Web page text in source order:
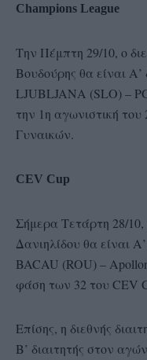
Champions League
Την Πέμπτη 29/10, ο
Βουδούρης θα είναι
LJUBLJANA (SLO) –
την 1η αγωνιστική του
Γυναικών.
CEV Cup
Σήμερα Τετάρτη 28/10,
Δανιηλίδου θα είναι
BACAU (ROU) –
φάση των 32 του CEV
Επίσης, η διεθνής
Β’ διαιτητής στον